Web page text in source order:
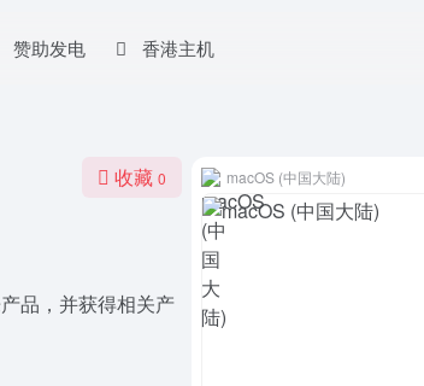
赞助发电 香港主机
收藏 0
品，并获得相关产
macOS (中国大陆)